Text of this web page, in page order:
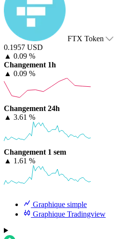
FTX Token
0.1957 USD
▲ 0.09 %
Changement 1h
▲ 0.09 %
Changement 24h
▲ 3.61 %
Changement 1 sem
▲ 1.61 %
Graphique simple
Graphique Tradingview